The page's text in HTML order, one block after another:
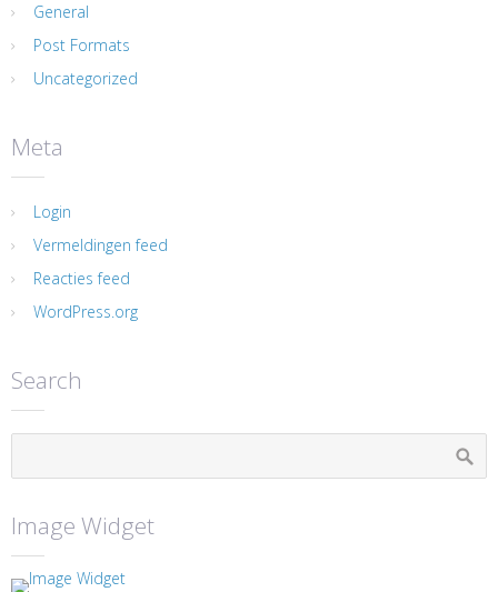
General
Post Formats
Uncategorized
Meta
Login
Vermeldingen feed
Reacties feed
WordPress.org
Search
Image Widget